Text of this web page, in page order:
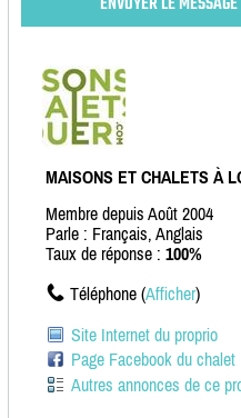
MAISONS ET CHALETS À
Membre depuis Août 2004
Parle : Français, Anglais
Taux de réponse : 100%
Téléphone (Afficher)
Site Internet du proprio
Page Facebook du chalet
Autres annonces de ce